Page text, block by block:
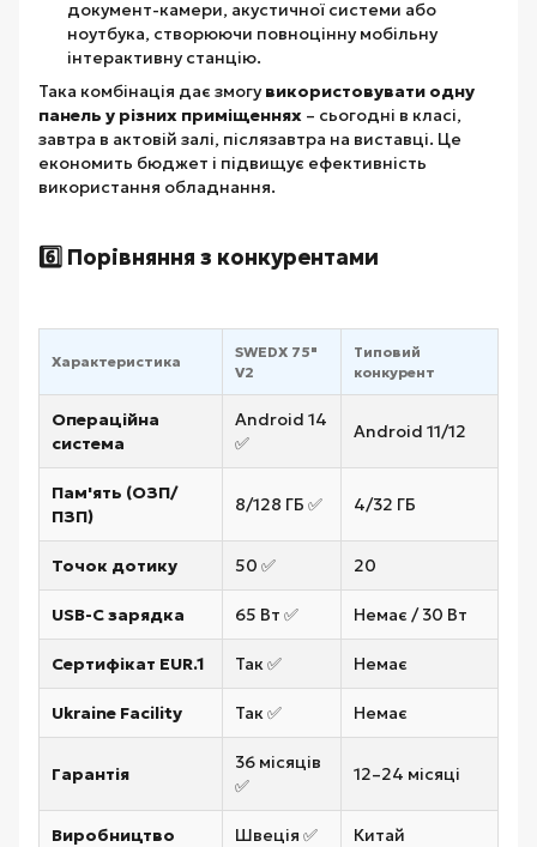
документ-камери, акустичної системи або
ноутбука, створюючи повноцінну мобільну
інтерактивну станцію.
Така комбінація дає змогувикористовувати одну
панель у різних приміщеннях – сьогодні в класі,
завтра в актовій залі, післязавтра на виставці. Це
економить бюджет і підвищує ефективність
використання обладнання.
6️⃣ Порівняння з конкурентами
Характеристика
SWEDX 75"
V2
Типовий
конкурент
Операційна
система
Android 14
✅
Android 11/12
Пам'ять (ОЗП/
ПЗП)
8/128 ГБ ✅ 4/32 ГБ
Точок дотику 50 ✅ 20
USB-C зарядка 65 Вт ✅ Немає / 30 Вт
Сертифікат EUR.1 Так ✅ Немає
Ukraine Facility Так ✅ Немає
Гарантія
36 місяців
✅
12–24 місяці
Виробництво Швеція ✅ Китай